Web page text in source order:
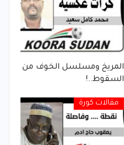
المريخ ومسلسل الخوف من
السقوط..!
مقالات كورة